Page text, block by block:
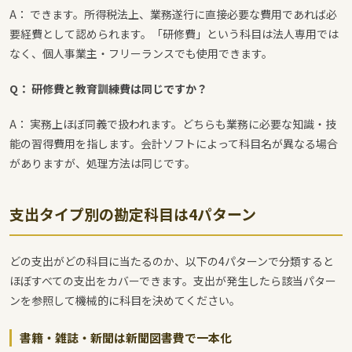
A： できます。所得税法上、業務遂行に直接必要な費用であれば必
要経費として認められます。「研修費」という科目は法人専用では
なく、個人事業主・フリーランスでも使用できます。
Q： 研修費と教育訓練費は同じですか？
A： 実務上ほぼ同義で扱われます。どちらも業務に必要な知識・技
能の習得費用を指します。会計ソフトによって科目名が異なる場合
がありますが、処理方法は同じです。
支出タイプ別の勘定科目は4パターン
どの支出がどの科目に当たるのか、以下の4パターンで分類すると
ほぼすべての支出をカバーできます。支出が発生したら該当パター
ンを参照して機械的に科目を決めてください。
書籍・雑誌・新聞は新聞図書費で一本化